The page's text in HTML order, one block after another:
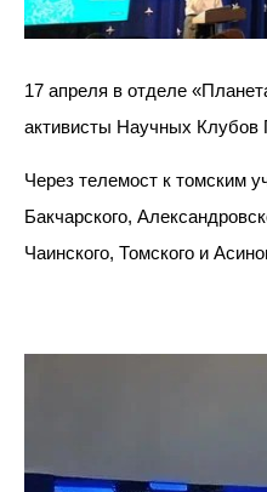
17 апреля в отделе
активисты Научных Клубов
Через телемост к томским
Бакчарского,
Чаинского, Томского и